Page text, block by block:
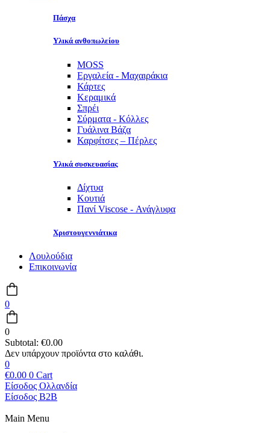
Πάσχα
Υλικά ανθοπωλείου
MOSS
Εργαλεία - Μαχαιράκια
Κάρτες
Κεραμικά
Σπρέι
Σύρματα - Κόλλες
Γυάλινα Βάζα
Καρφίτσες – Πέρλες
Υλικά συσκευασίας
Δίχτυα
Κουτιά
Πανί Viscose - Ανάγλυφα
Χριστουγεννιάτικα
Λουλούδια
Επικοινωνία
0
0
Subtotal: €0.00
0
€0.00 0 Cart
Είσοδος Ολλανδία
Είσοδος B2B
Main Menu